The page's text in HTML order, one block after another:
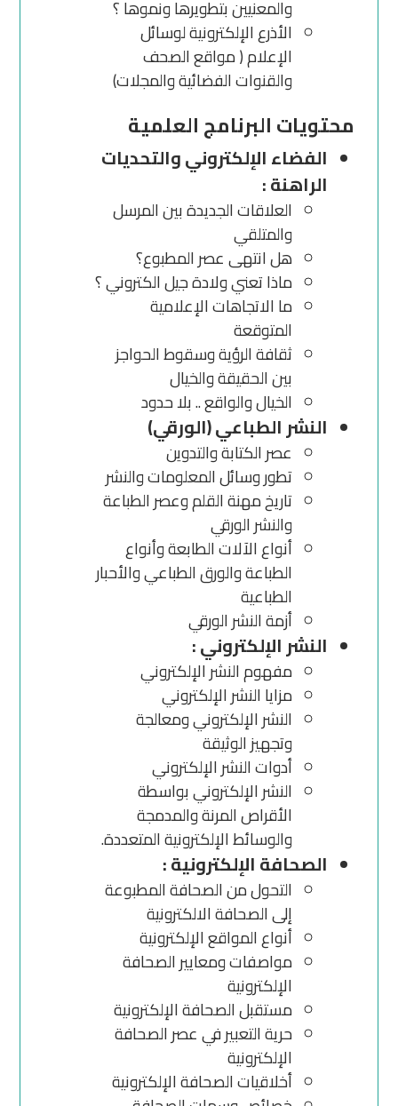
والمعنيين بتطويرها ونموها ؟
الأذرع الإلكترونية لوسائل
الإعلام ( مواقع الصحف
والقنوات الفضائية والمجلات)
محتويات البرنامج العلمية
الفضاء الإلكتروني والتحديات
الراهنة :
العلاقات الجديدة بين المرسل
والمتلقي
هل انتهى عصر المطبوع؟
ماذا تعني ولادة جيل الكتروني ؟
ما الاتجاهات الإعلامية
المتوقعة
ثقافة الرؤية وسقوط الحواجز
بين الحقيقة والخيال
الخيال والواقع .. بلا حدود
النشر الطباعي (الورقي)
عصر الكتابة والتدوين
تطور وسائل المعلومات والنشر
تاريخ مهنة القلم وعصر الطباعة
والنشر الورقي
أنواع الآلات الطابعة وأنواع
الطباعة والورق الطباعي والأحبار
الطباعية
أزمة النشر الورقي
النشر الإلكتروني :
مفهوم النشر الإلكتروني
مزايا النشر الإلكتروني
النشر الإلكتروني ومعالجة
وتجهيز الوثيقة
أدوات النشر الإلكتروني
النشر الإلكتروني بواسطة
الأقراص المرنة والمدمجة
والوسائط الإلكترونية المتعددة.
الصحافة الإلكترونية :
التحول من الصحافة المطبوعة
إلى الصحافة الالكترونية
أنواع المواقع الإلكترونية
مواصفات ومعايير الصحافة
الإلكترونية
مستقبل الصحافة الإلكترونية
حرية التعبير في عصر الصحافة
الإلكترونية
أخلاقيات الصحافة الإلكترونية